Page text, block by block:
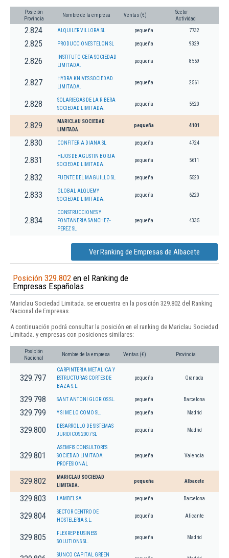
Posición
Provincia
Nombre de la empresa Ventas (€)
Sector
Actividad
2.824 ALQUILER VILLORA SL pequeña 7732
2.825 PRODUCCIONES TELON SL pequeña 9329
2.826
INSTITUTO CEFA SOCIEDAD
LIMITADA.
pequeña 8559
2.827
HYDRA KNIVES SOCIEDAD
LIMITADA.
pequeña 2561
2.828
SOLARIEGAS DE LA RIBERA
SOCIEDAD LIMITADA.
pequeña 5520
2.829
MARICLAU SOCIEDAD
LIMITADA.
pequeña 4101
2.830 CONFITERIA DIANA SL pequeña 4724
2.831
HIJOS DE AGUSTIN BORJA
SOCIEDAD LIMITADA.
pequeña 5611
2.832 FUENTE DEL MAGUILLO SL pequeña 5520
2.833
GLOBAL ALQUEMY
SOCIEDAD LIMITADA.
pequeña 6220
2.834
CONSTRUCCIONES Y
FONTANERIA SANCHEZ-
PEREZ SL
pequeña 4335
Ver Ranking de Empresas de Albacete
Posición 329.802 en el Ranking de
Empresas Españolas
Mariclau Sociedad Limitada. se encuentra en la posición 329.802 del Ranking
Nacional de Empresas.
A continuación podrá consultar la posición en el ranking de Mariclau Sociedad
Limitada. y empresas con posiciones similares:
Posición
Nacional
Nombre de la empresa Ventas (€) Provincia
329.797
CARPINTERIA METALICA Y
ESTRUCTURAS CORTES DE
BAZA S.L.
pequeña Granada
329.798 SANT ANTONI GLORIOS SL. pequeña Barcelona
329.799 Y SI ME LO COMO SL. pequeña Madrid
329.800
DESARROLLO DE SISTEMAS
JURIDICOS 2007 SL
pequeña Madrid
329.801
ASEMFIS CONSULTORES
SOCIEDAD LIMITADA
PROFESIONAL
pequeña Valencia
329.802
MARICLAU SOCIEDAD
LIMITADA.
pequeña Albacete
329.803 LAMBEL SA pequeña Barcelona
329.804
SECTOR CENTRO DE
HOSTELERIA S.L.
pequeña Alicante
329.805
FLEXREP BUSINESS
SOLUTIONS SL.
pequeña Madrid
SUNCO CAPITAL GREEN